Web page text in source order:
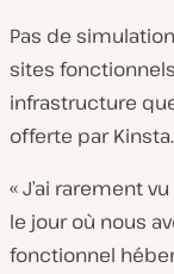
Pas de
sites
infrastructure
offerte par Kinsta.
« J’ai rarement
le jour où nous
fonctionnel